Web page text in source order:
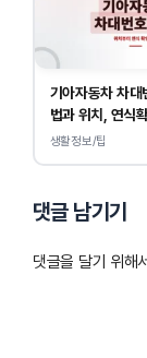
기아자동차 차대
법과 위치, 연식
생활정보/팁
댓글 남기기
댓글을 달기 위해